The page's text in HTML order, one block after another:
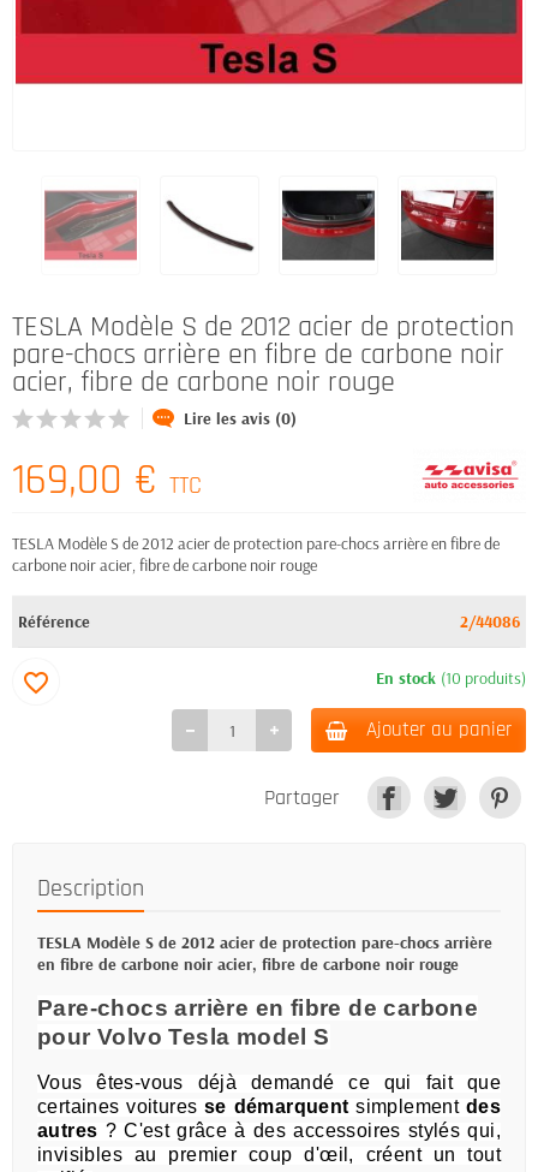
TESLA Modèle S de 2012 acier de protection
pare-chocs arrière en fibre de carbone noir
acier, fibre de carbone noir rouge
Lire les avis (0)
169,00 € TTC
TESLA Modèle S de 2012 acier de protection pare-chocs arrière en fibre de
carbone noir acier, fibre de carbone noir rouge
Référence 2/44086
En stock (10 produits)
Ajouter au panier
favorite_border
Partager
Description
TESLA Modèle S de 2012 acier de protection pare-chocs arrière
en fibre de carbone noir acier, fibre de carbone noir rouge
Pare-chocs arrière en fibre de carbone
pour Volvo Tesla model S
Vous êtes-vous déjà demandé ce qui fait que
certaines voituresse démarquent simplement des
autres ?C'est grâce à des accessoires stylés qui,
invisibles au premier coup d'œil, créent un tout